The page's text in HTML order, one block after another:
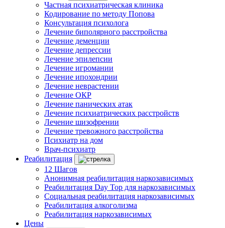
Частная психиатрическая клиника
Кодирование по методу Попова
Консультация психолога
Лечение биполярного расстройства
Лечение деменции
Лечение депрессии
Лечение эпилепсии
Лечение игромании
Лечение ипохондрии
Лечение неврастении
Лечение ОКР
Лечение панических атак
Лечение психиатрических расстройств
Лечение шизофрении
Лечение тревожного расстройства
Психиатр на дом
Врач-психиатр
Реабилитация
12 Шагов
Анонимная реабилитация наркозависимых
Реабилитация Day Top для наркозависимых
Социальная реабилитация наркозависимых
Реабилитация алкоголизма
Реабилитация наркозависимых
Цены